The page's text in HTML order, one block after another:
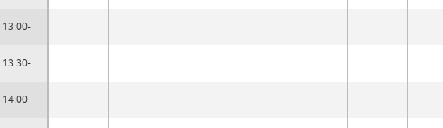
13:00-
13:30-
14:00-